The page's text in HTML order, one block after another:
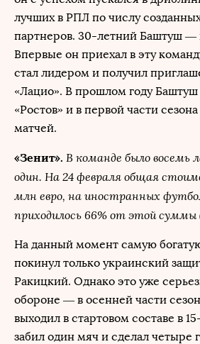
лучших в РПЛ по числу
партнеров. 30-летний Баштуш —
Впервые он приехал в эту
стал лидером и получил
«Лацио». В прошлом году Баштуш
«Ростов» и в первой части сезона
матчей.
«Зенит». В команде было восемь
один. На 24 февраля общая
млн евро, на иностранных
приходилось 66% от этой суммы
На данный момент самую
покинул только украинский
Ракицкий. Однако это уже
обороне — в осенней части
выходил в стартовом составе в
забил один мяч и сделал четыре